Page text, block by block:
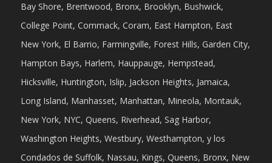
Bay Shore, Brentwood, Bronx, Brooklyn, Bushwick,
College Point, Commack, Coram, East Hampton, East
New York, El Barrio, Farmingville, Forest Hills, Garden City,
Hampton Bays, Harlem, Hauppauge, Hempstead,
Hicksville, Huntington, Islip, Jackson Heights, Jamaica,
Long Island, Manhasset, Manhattan, Mineola, Montauk,
New York, NYC, Queens, Riverhead, Sag Harbor,
Washington Heights, Westbury, Westhampton, y los
Condados de Suffolk, Nassau, Kings, Queens, Bronx, New